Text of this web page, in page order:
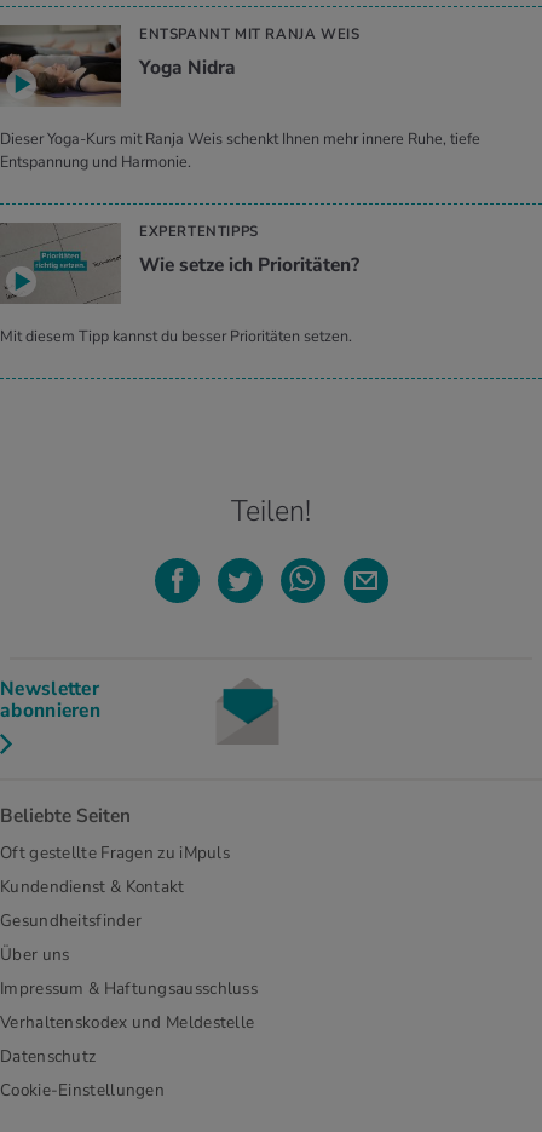
ENTSPANNT MIT RANJA WEIS
Yoga Nidra
Dieser Yoga-Kurs mit Ranja Weis schenkt Ihnen mehr innere Ruhe, tiefe
Entspannung und Harmonie.
EXPERTENTIPPS
Wie setze ich Prioritäten?
Mit diesem Tipp kannst du besser Prioritäten setzen.
Teilen!
Newsletter
abonnieren
Beliebte Seiten
Oft gestellte Fragen zu iMpuls
Kundendienst & Kontakt
Gesundheitsfinder
Über uns
Impressum & Haftungsausschluss
Verhaltenskodex und Meldestelle
Datenschutz
Cookie-Einstellungen